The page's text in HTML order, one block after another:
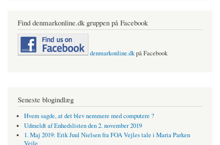
Find denmarkonline.dk gruppen på Facebook
denmarkonline.dkpå Facebook
Seneste blogindlæg
Hvem sagde, at det blev nemmere med computere ?
Udmeldt af Enhedslisten den 2. november 2019
1. Maj 2019: Erik Juul Nielsen fra FOA Vejles tale i Maria Parken